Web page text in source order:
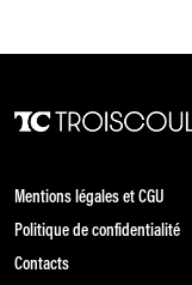
Mentions légales et CGU
Politique de confidentialité
Contacts